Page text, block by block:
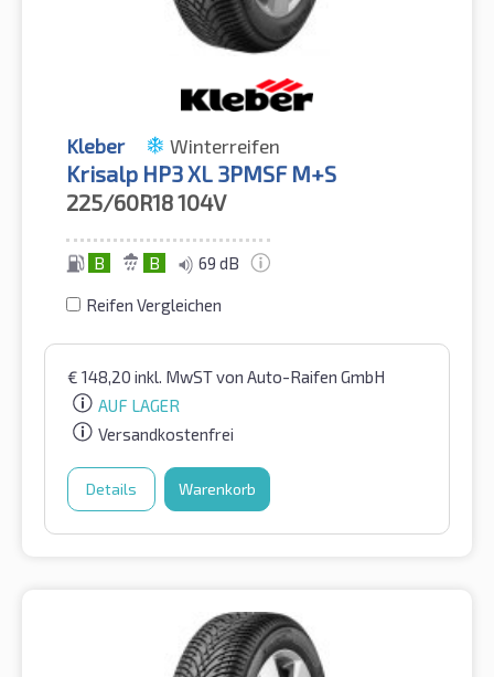
Kleber Winterreifen
Krisalp HP3 XL 3PMSF M+S
225/60R18104V
B B 69 dB
Reifen Vergleichen
€ 148,20 inkl. MwSTvon Auto-Raifen GmbH
AUF LAGER
Versandkostenfrei
Details Warenkorb